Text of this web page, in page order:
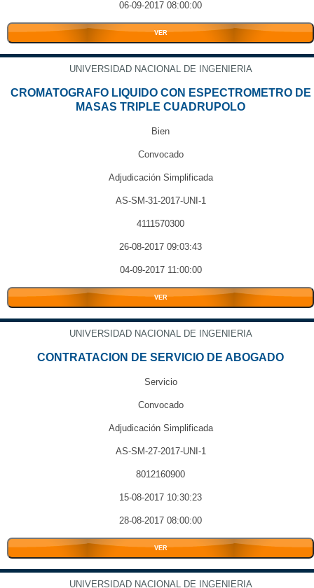
06-09-2017 08:00:00
VER
UNIVERSIDAD NACIONAL DE INGENIERIA
CROMATOGRAFO LIQUIDO CON ESPECTROMETRO DE
MASAS TRIPLE CUADRUPOLO
Bien
Convocado
Adjudicación Simplificada
AS-SM-31-2017-UNI-1
4111570300
26-08-2017 09:03:43
04-09-2017 11:00:00
VER
UNIVERSIDAD NACIONAL DE INGENIERIA
CONTRATACION DE SERVICIO DE ABOGADO
Servicio
Convocado
Adjudicación Simplificada
AS-SM-27-2017-UNI-1
8012160900
15-08-2017 10:30:23
28-08-2017 08:00:00
VER
UNIVERSIDAD NACIONAL DE INGENIERIA